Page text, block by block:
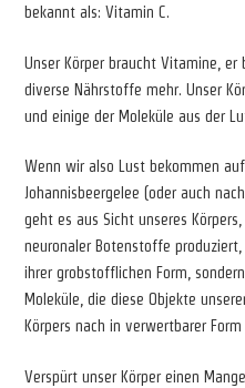
bekannt als: Vitamin C.
Unser Körper braucht Vitamine,
diverse Nährstoffe mehr. Unser
und einige der Moleküle aus der
Wenn wir also Lust bekommen
Johannisbeergelee (oder auch
geht es aus Sicht unseres
neuronaler Botenstoffe
ihrer grobstofflichen Form,
Moleküle, die diese Objekte
Körpers nach in verwertbarer
Verspürt unser Körper einen